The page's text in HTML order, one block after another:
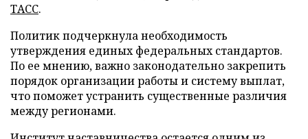
ТАСС.
Политик подчеркнула необходимость
утверждения единых федеральных стандартов.
По ее мнению, важно законодательно закрепить
порядок организации работы и систему выплат,
что поможет устранить существенные различия
между регионами.